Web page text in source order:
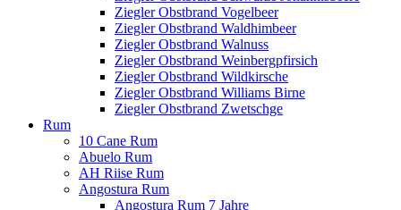
Ziegler Obstbrand Vogelbeer
Ziegler Obstbrand Waldhimbeer
Ziegler Obstbrand Walnuss
Ziegler Obstbrand Weinbergpfirsich
Ziegler Obstbrand Wildkirsche
Ziegler Obstbrand Williams Birne
Ziegler Obstbrand Zwetschge
Rum
10 Cane Rum
Abuelo Rum
AH Riise Rum
Angostura Rum
Angostura Rum 7 Jahre